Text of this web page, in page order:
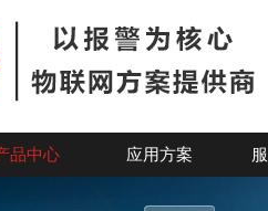
品中心 应用方案